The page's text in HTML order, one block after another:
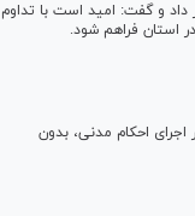
امسال خبر داد و گفت: امید است با تداوم
استان فراهم شود.
احکام مدنی، بدون